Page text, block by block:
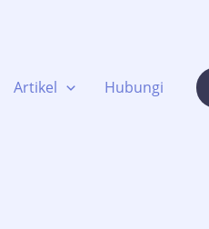
Artikel Hubungi